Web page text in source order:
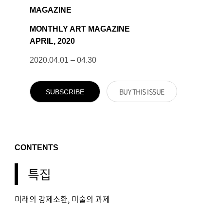
MAGAZINE
MONTHLY ART MAGAZINE
APRIL, 2020
2020.04.01 – 04.30
SUBSCRIBE BUY THIS ISSUE
CONTENTS
특집
미래의 강제소환, 미술의 과제